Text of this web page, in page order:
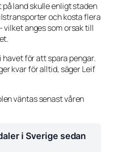
land skulle enligt staden
och kosta flera
vilket anges som orsak till
för att spara pengar.
kvar för alltid, säger Leif
väntas senast våren
i Sverige sedan